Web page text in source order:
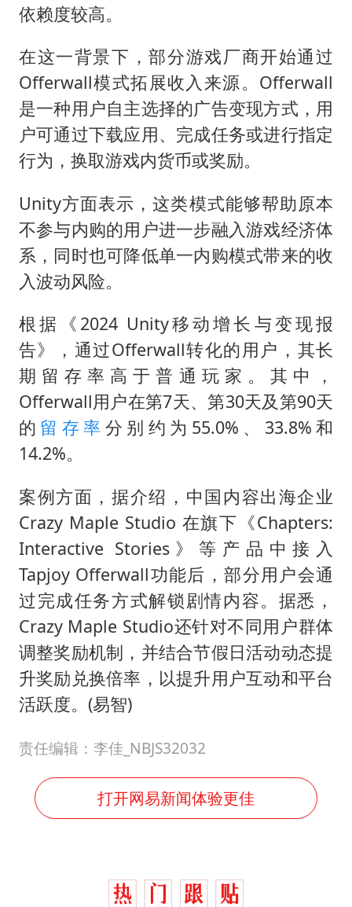
依赖度较高。
在这一背景下，部分游戏厂商开始通过
Offerwall模式拓展收入来源。Offerwall
是一种用户自主选择的广告变现方式，用
户可通过下载应用、完成任务或进行指定
行为，换取游戏内货币或奖励。
Unity方面表示，这类模式能够帮助原本
不参与内购的用户进一步融入游戏经济体
系，同时也可降低单一内购模式带来的收
入波动风险。
根据《2024 Unity移动增长与变现报
告》，通过Offerwall转化的用户，其长
期留存率高于普通玩家。其中，
Offerwall用户在第7天、第30天及第90天
的 留存率 分别约为55.0%、33.8%和
14.2%。
案例方面，据介绍，中国内容出海企业
Crazy Maple Studio 在旗下《Chapters:
Interactive Stories》等产品中接入
Tapjoy Offerwall功能后，部分用户会通
过完成任务方式解锁剧情内容。据悉，
Crazy Maple Studio还针对不同用户群体
调整奖励机制，并结合节假日活动动态提
升奖励兑换倍率，以提升用户互动和平台
活跃度。(易智)
责任编辑：李佳_NBJS32032
打开网易新闻体验更佳